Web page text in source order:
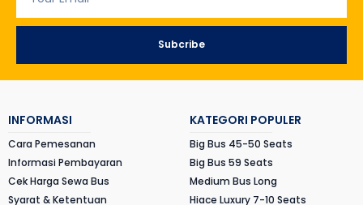
Subcribe
INFORMASI
Cara Pemesanan
Informasi Pembayaran
Cek Harga Sewa Bus
Syarat & Ketentuan
KATEGORI POPULER
Big Bus 45-50 Seats
Big Bus 59 Seats
Medium Bus Long
Hiace Luxury 7-10 Seats